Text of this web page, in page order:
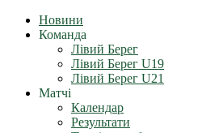
Новини
Команда
Лівий Берег
Лівий Берег U19
Лівий Берег U21
Матчі
Календар
Результати